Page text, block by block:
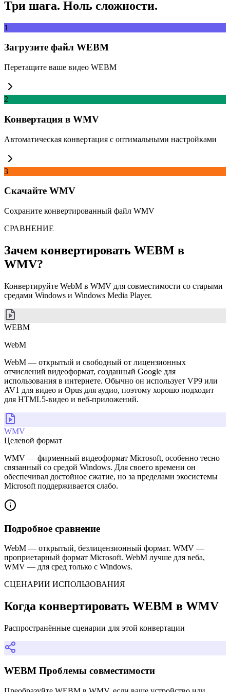
Три шага. Ноль сложности.
1
Загрузите файл WEBM
Перетащите ваше видео WEBM
2
Конвертация в WMV
Автоматическая конвертация с оптимальными настройками
3
Скачайте WMV
Сохраните конвертированный файл WMV
СРАВНЕНИЕ
Зачем конвертировать WEBM в
WMV?
Конвертируйте WebM в WMV для совместимости со старыми
средами Windows и Windows Media Player.
WEBM
WebM
WebM — открытый и свободный от лицензионных
отчислений видеоформат, созданный Google для
использования в интернете. Обычно он использует VP9 или
AV1 для видео и Opus для аудио, поэтому хорошо подходит
для HTML5-видео и веб-приложений.
WMV
Целевой формат
WMV — фирменный видеоформат Microsoft, особенно тесно
связанный со средой Windows. Для своего времени он
обеспечивал достойное сжатие, но за пределами экосистемы
Microsoft поддерживается слабо.
Подробное сравнение
WebM — открытый, безлицензионный формат. WMV —
проприетарный формат Microsoft. WebM лучше для веба,
WMV — для сред только с Windows.
СЦЕНАРИИ ИСПОЛЬЗОВАНИЯ
Когда конвертировать WEBM в WMV
Распространённые сценарии для этой конвертации
WEBM Проблемы совместимости